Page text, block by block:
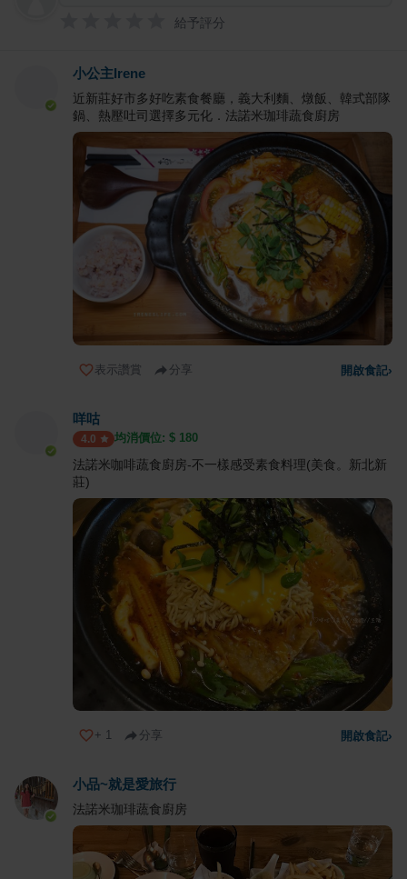
給予評分
小公主Irene
近新莊好市多好吃素食餐廳，義大利麵、燉飯、韓式部隊
鍋、熱壓吐司選擇多元化．法諾米珈琲蔬食廚房
表示讚賞 分享 開啟食記›
咩咕
4.0 均消價位: $ 180
法諾米咖啡蔬食廚房-不一樣感受素食料理(美食。新北新
莊)
+ 1 分享 開啟食記›
小品~就是愛旅行
法諾米珈琲蔬食廚房